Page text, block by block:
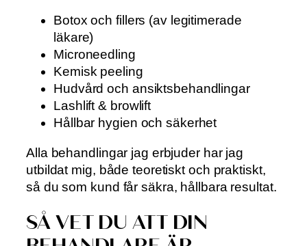
Botox och fillers (av legitimerade
läkare)
Microneedling
Kemisk peeling
Hudvård och ansiktsbehandlingar
Lashlift & browlift
Hållbar hygien och säkerhet
Alla behandlingar jag erbjuder har jag
utbildat mig, både teoretiskt och praktiskt,
så du som kund får säkra, hållbara resultat.
SÅ VET DU ATT DIN